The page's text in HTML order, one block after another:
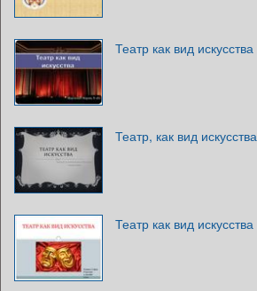
Театр как вид искусства
Театр, как вид искусства
Театр как вид искусства